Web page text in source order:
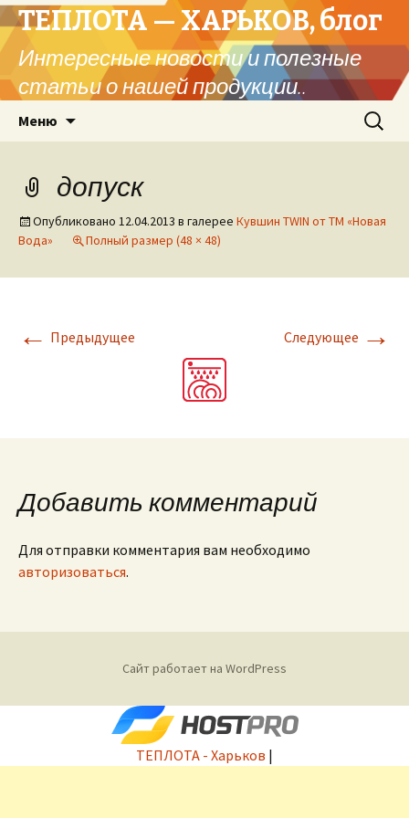
ТЕПЛОТА — ХАРЬКОВ, блог
Интересные новости и полезные
статьи о нашей продукции..
Меню Найти:
допуск
Опубликовано 12.04.2013 в галерее Кувшин TWIN от ТМ «Новая
Вода»
Полный размер (48 × 48)
← Предыдущее Следующее →
Добавить комментарий
Для отправки комментария вам необходимо
авторизоваться.
Сайт работает на WordPress
ТЕПЛОТА - Харьков |